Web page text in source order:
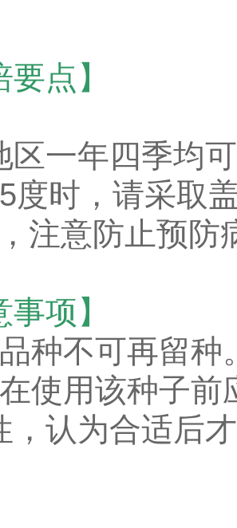
要点】
区一年四季均
度时，请采取
注意防止预防
事项】
种不可再留种
使用该种子
，认为合适后